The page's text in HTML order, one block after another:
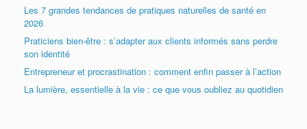
Les 7 grandes tendances de pratiques naturelles de santé en
2026
Praticiens bien-être : s’adapter aux clients informés sans perdre
son identité
Entrepreneur et procrastination : comment enfin passer à l’action
La lumière, essentielle à la vie : ce que vous oubliez au quotidien